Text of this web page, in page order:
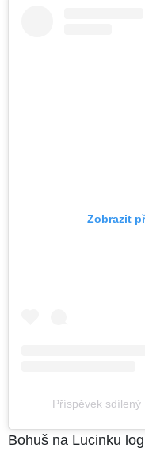
Zobrazit
Příspěvek sdílený
Bohuš na Lucinku